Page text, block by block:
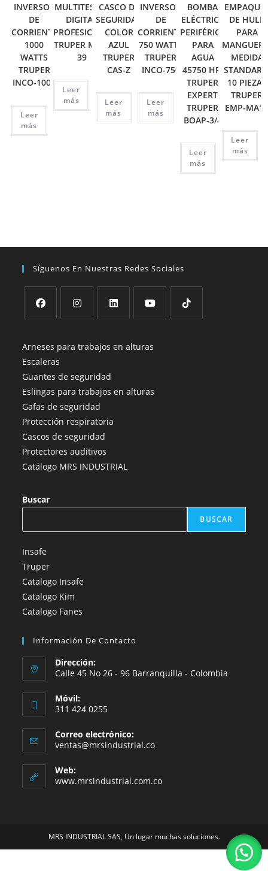
INVERSOR
DE
CORRIENTE
1000
WATTS
TRUPER
INCO-1000
Leer
más
MULTITESTER
DIGITAL
PROFESIONAL
TRUPER MUT-
39
Leer
más
CASCO DE
SEGURIDAD
COLOR
AZUL
TRUPER
CAS-Z
Leer
más
INVERSOR
DE
CORRIENTE
750 WATTS
TRUPER
INCO-750
Leer
más
BOMBA
ELÉCTRICA
PERIFÉRICA
PARA
AGUA
45750 HP,
TRUPER
EXPERT
TRUPER
BOAP-3/4
Leer
más
DE HULE
PARA
MEDIDA
10 PIEZAS
TRUPER
EMP-
Leer
más
Síguenos En Nuestras Redes Sociales
abre
en
una
nueva
pestaña
abre
una
nueva
pestaña
abre
una
nueva
pestaña
abre
nueva
Arneses para trabajos en alturas
Escaleras
Guantes de seguridad
Eslingas para trabajos en alturas
Gafas de seguridad
Protección respiratoria
Cascos de seguridad
Protectores auditivos
Catálogo MRS INDUSTRIAL
Buscar
BUSCAR
Insafe
Truper
Catalogo Insafe
Catalogo Kim
Catalogo Fanes
Información De Contacto
Dirección:
Calle 45 No 26 - 96 Barranquilla - Colombia
Móvil:
311 424 0255
Correo electrónico:
ventas@mrsindustrial.coSe
tu
aplicación
Web:
www.mrsindustrial.com.co
MRS INDUSTRIAL SAS, Un lugar muchas soluciones.